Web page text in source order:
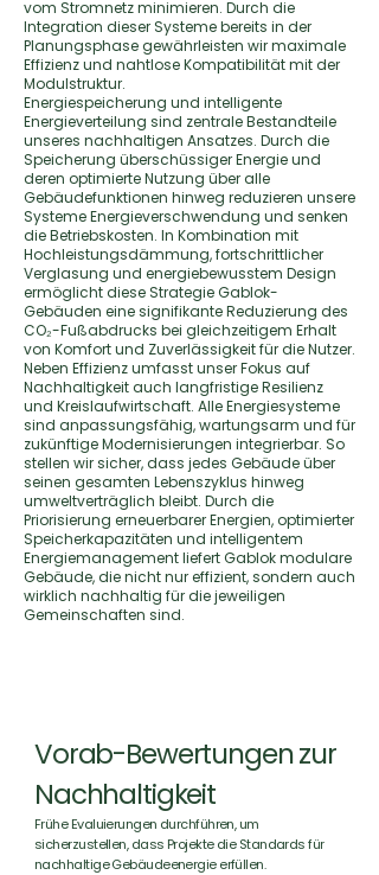
vom Stromnetz minimieren. Durch die
Integration dieser Systeme bereits in der
Planungsphase gewährleisten wir maximale
Effizienz und nahtlose Kompatibilität mit der
Modulstruktur.
Energiespeicherung und intelligente
Energieverteilung sind zentrale Bestandteile
unseres nachhaltigen Ansatzes. Durch die
Speicherung überschüssiger Energie und
deren optimierte Nutzung über alle
Gebäudefunktionen hinweg reduzieren unsere
Systeme Energieverschwendung und senken
die Betriebskosten. In Kombination mit
Hochleistungsdämmung, fortschrittlicher
Verglasung und energiebewusstem Design
ermöglicht diese Strategie Gablok-
Gebäuden eine signifikante Reduzierung des
CO₂-Fußabdrucks bei gleichzeitigem Erhalt
von Komfort und Zuverlässigkeit für die Nutzer.
Neben Effizienz umfasst unser Fokus auf
Nachhaltigkeit auch langfristige Resilienz
und Kreislaufwirtschaft. Alle Energiesysteme
sind anpassungsfähig, wartungsarm und für
zukünftige Modernisierungen integrierbar. So
stellen wir sicher, dass jedes Gebäude über
seinen gesamten Lebenszyklus hinweg
umweltverträglich bleibt. Durch die
Priorisierung erneuerbarer Energien, optimierter
Speicherkapazitäten und intelligentem
Energiemanagement liefert Gablok modulare
Gebäude, die nicht nur effizient, sondern auch
wirklich nachhaltig für die jeweiligen
Gemeinschaften sind.
Vorab-Bewertungen zur
Nachhaltigkeit
Frühe Evaluierungen durchführen, um
sicherzustellen, dass Projekte die Standards für
nachhaltige Gebäudeenergie erfüllen.